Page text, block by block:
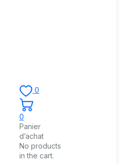
0
0
Panier
d’achat
No products
in the cart.